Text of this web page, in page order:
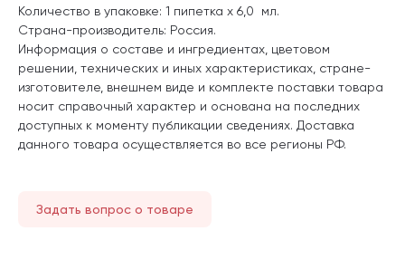
Количество в упаковке: 1 пипетка х 6,0 мл.
Страна-производитель: Россия.
Информация о составе и ингредиентах, цветовом
решении, технических и иных характеристиках, стране-
изготовителе, внешнем виде и комплекте поставки товара
носит справочный характер и основана на последних
доступных к моменту публикации сведениях. Доставка
данного товара осуществляется во все регионы РФ.
Задать вопрос о товаре